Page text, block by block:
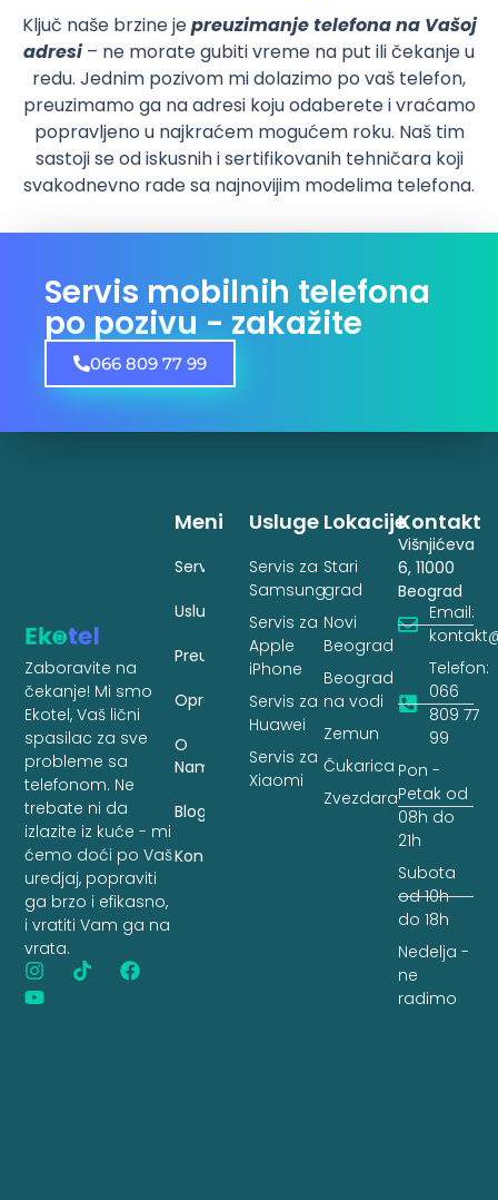
Ključ naše brzine jepreuzimanje telefona na Vašoj
adresi– ne morate gubiti vreme na put ili čekanje u
redu. Jednim pozivom mi dolazimo po vaš telefon,
preuzimamo ga na adresi koju odaberete i vraćamo
popravljeno u najkraćem mogućem roku. Naš tim
sastoji se od iskusnih i sertifikovanih tehničara koji
svakodnevno rade sa najnovijim modelima telefona.
Servis mobilnih telefona
po pozivu - zakažite
066 809 77 99
Zaboravite na
čekanje! Mi smo
Ekotel, Vaš lični
spasilac za sve
probleme sa
telefonom. Ne
trebate ni da
izlazite iz kuće - mi
ćemo doći po Vaš
uredjaj, popraviti
ga brzo i efikasno,
i vratiti Vam ga na
vrata.
Lokacije
Stari
grad
Novi
Beograd
Beograd
na vodi
Zemun
Čukarica
Zvezdara
Usluge
Servis za
Samsung
Servis za
Apple
iPhone
Servis za
Huawei
Servis za
Xiaomi
Meni
Servis
Usluge
Preuzimanje
Oprema
O
Nama
Blog
Kontakt
Kontakt
Višnjićeva
6, 11000
Beograd
Email:
Telefon:
066
809 77
99
Pon -
Petak od
08h do
21h
Subota
od 10h
do 18h
Nedelja -
ne
radimo